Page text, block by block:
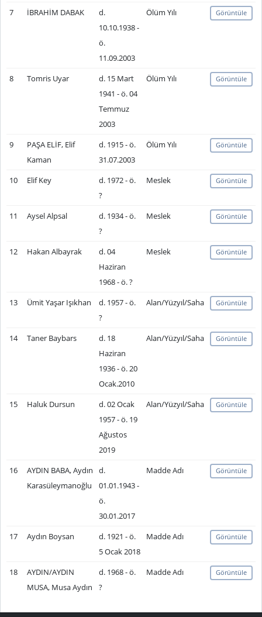
7 İBRAHİM DABAK
d.
10.10.1938 -
ö.
11.09.2003
Ölüm Yılı Görüntüle
8 Tomris Uyar
d. 15 Mart
1941 - ö. 04
Temmuz
2003
Ölüm Yılı Görüntüle
9
PAŞA ELİF, Elif
Kaman
d. 1915 - ö.
31.07.2003
Ölüm Yılı Görüntüle
10 Elif Key
d. 1972 - ö.
?
Meslek Görüntüle
11 Aysel Alpsal
d. 1934 - ö.
?
Meslek Görüntüle
12 Hakan Albayrak
d. 04
Haziran
1968 - ö. ?
Meslek Görüntüle
13 Ümit Yaşar Işıkhan
d. 1957 - ö.
?
Alan/Yüzyıl/Saha Görüntüle
14 Taner Baybars
d. 18
Haziran
1936 - ö. 20
Ocak.2010
Alan/Yüzyıl/Saha Görüntüle
15 Haluk Dursun
d. 02 Ocak
1957 - ö. 19
Ağustos
2019
Alan/Yüzyıl/Saha Görüntüle
16
AYDIN BABA, Aydın
Karasüleymanoğlu
d.
01.01.1943 -
ö.
30.01.2017
Madde Adı Görüntüle
17 Aydın Boysan
d. 1921 - ö.
5 Ocak 2018
Madde Adı Görüntüle
18
AYDIN/AYDIN
MUSA, Musa Aydın
d. 1968 - ö.
?
Madde Adı Görüntüle